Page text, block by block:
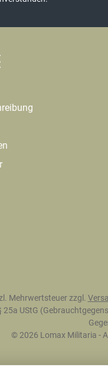
Mehrwertsteuer zzgl.
UStG
© 2026 Lomax Militaria -